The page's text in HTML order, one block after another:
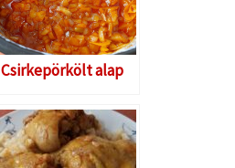
Csirkepörkölt alap